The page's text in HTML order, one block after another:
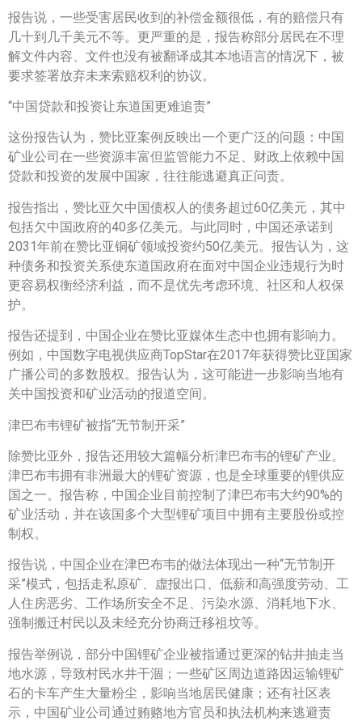
报告说，一些受害居民收到的补偿金额很低，有的赔偿只有
几十到几千美元不等。更严重的是，报告称部分居民在不理
解文件内容、文件也没有被翻译成其本地语言的情况下，被
要求签署放弃未来索赔权利的协议。
“中国贷款和投资让东道国更难追责”
这份报告认为，赞比亚案例反映出一个更广泛的问题：中国
矿业公司在一些资源丰富但监管能力不足、财政上依赖中国
贷款和投资的发展中国家，往往能逃避真正问责。
报告指出，赞比亚欠中国债权人的债务超过60亿美元，其中
包括欠中国政府的40多亿美元。与此同时，中国还承诺到
2031年前在赞比亚铜矿领域投资约50亿美元。报告认为，这
种债务和投资关系使东道国政府在面对中国企业违规行为时
更容易权衡经济利益，而不是优先考虑环境、社区和人权保
护。
报告还提到，中国企业在赞比亚媒体生态中也拥有影响力。
例如，中国数字电视供应商TopStar在2017年获得赞比亚国家
广播公司的多数股权。报告认为，这可能进一步影响当地有
关中国投资和矿业活动的报道空间。
津巴布韦锂矿被指“无节制开采”
除赞比亚外，报告还用较大篇幅分析津巴布韦的锂矿产业。
津巴布韦拥有非洲最大的锂矿资源，也是全球重要的锂供应
国之一。报告称，中国企业目前控制了津巴布韦大约90%的
矿业活动，并在该国多个大型锂矿项目中拥有主要股份或控
制权。
报告说，中国企业在津巴布韦的做法体现出一种“无节制开
采”模式，包括走私原矿、虚报出口、低薪和高强度劳动、工
人住房恶劣、工作场所安全不足、污染水源、消耗地下水、
强制搬迁村民以及未经充分协商迁移祖坟等。
报告举例说，部分中国锂矿企业被指通过更深的钻井抽走当
地水源，导致村民水井干涸；一些矿区周边道路因运输锂矿
石的卡车产生大量粉尘，影响当地居民健康；还有社区表
示，中国矿业公司通过贿赂地方官员和执法机构来逃避责